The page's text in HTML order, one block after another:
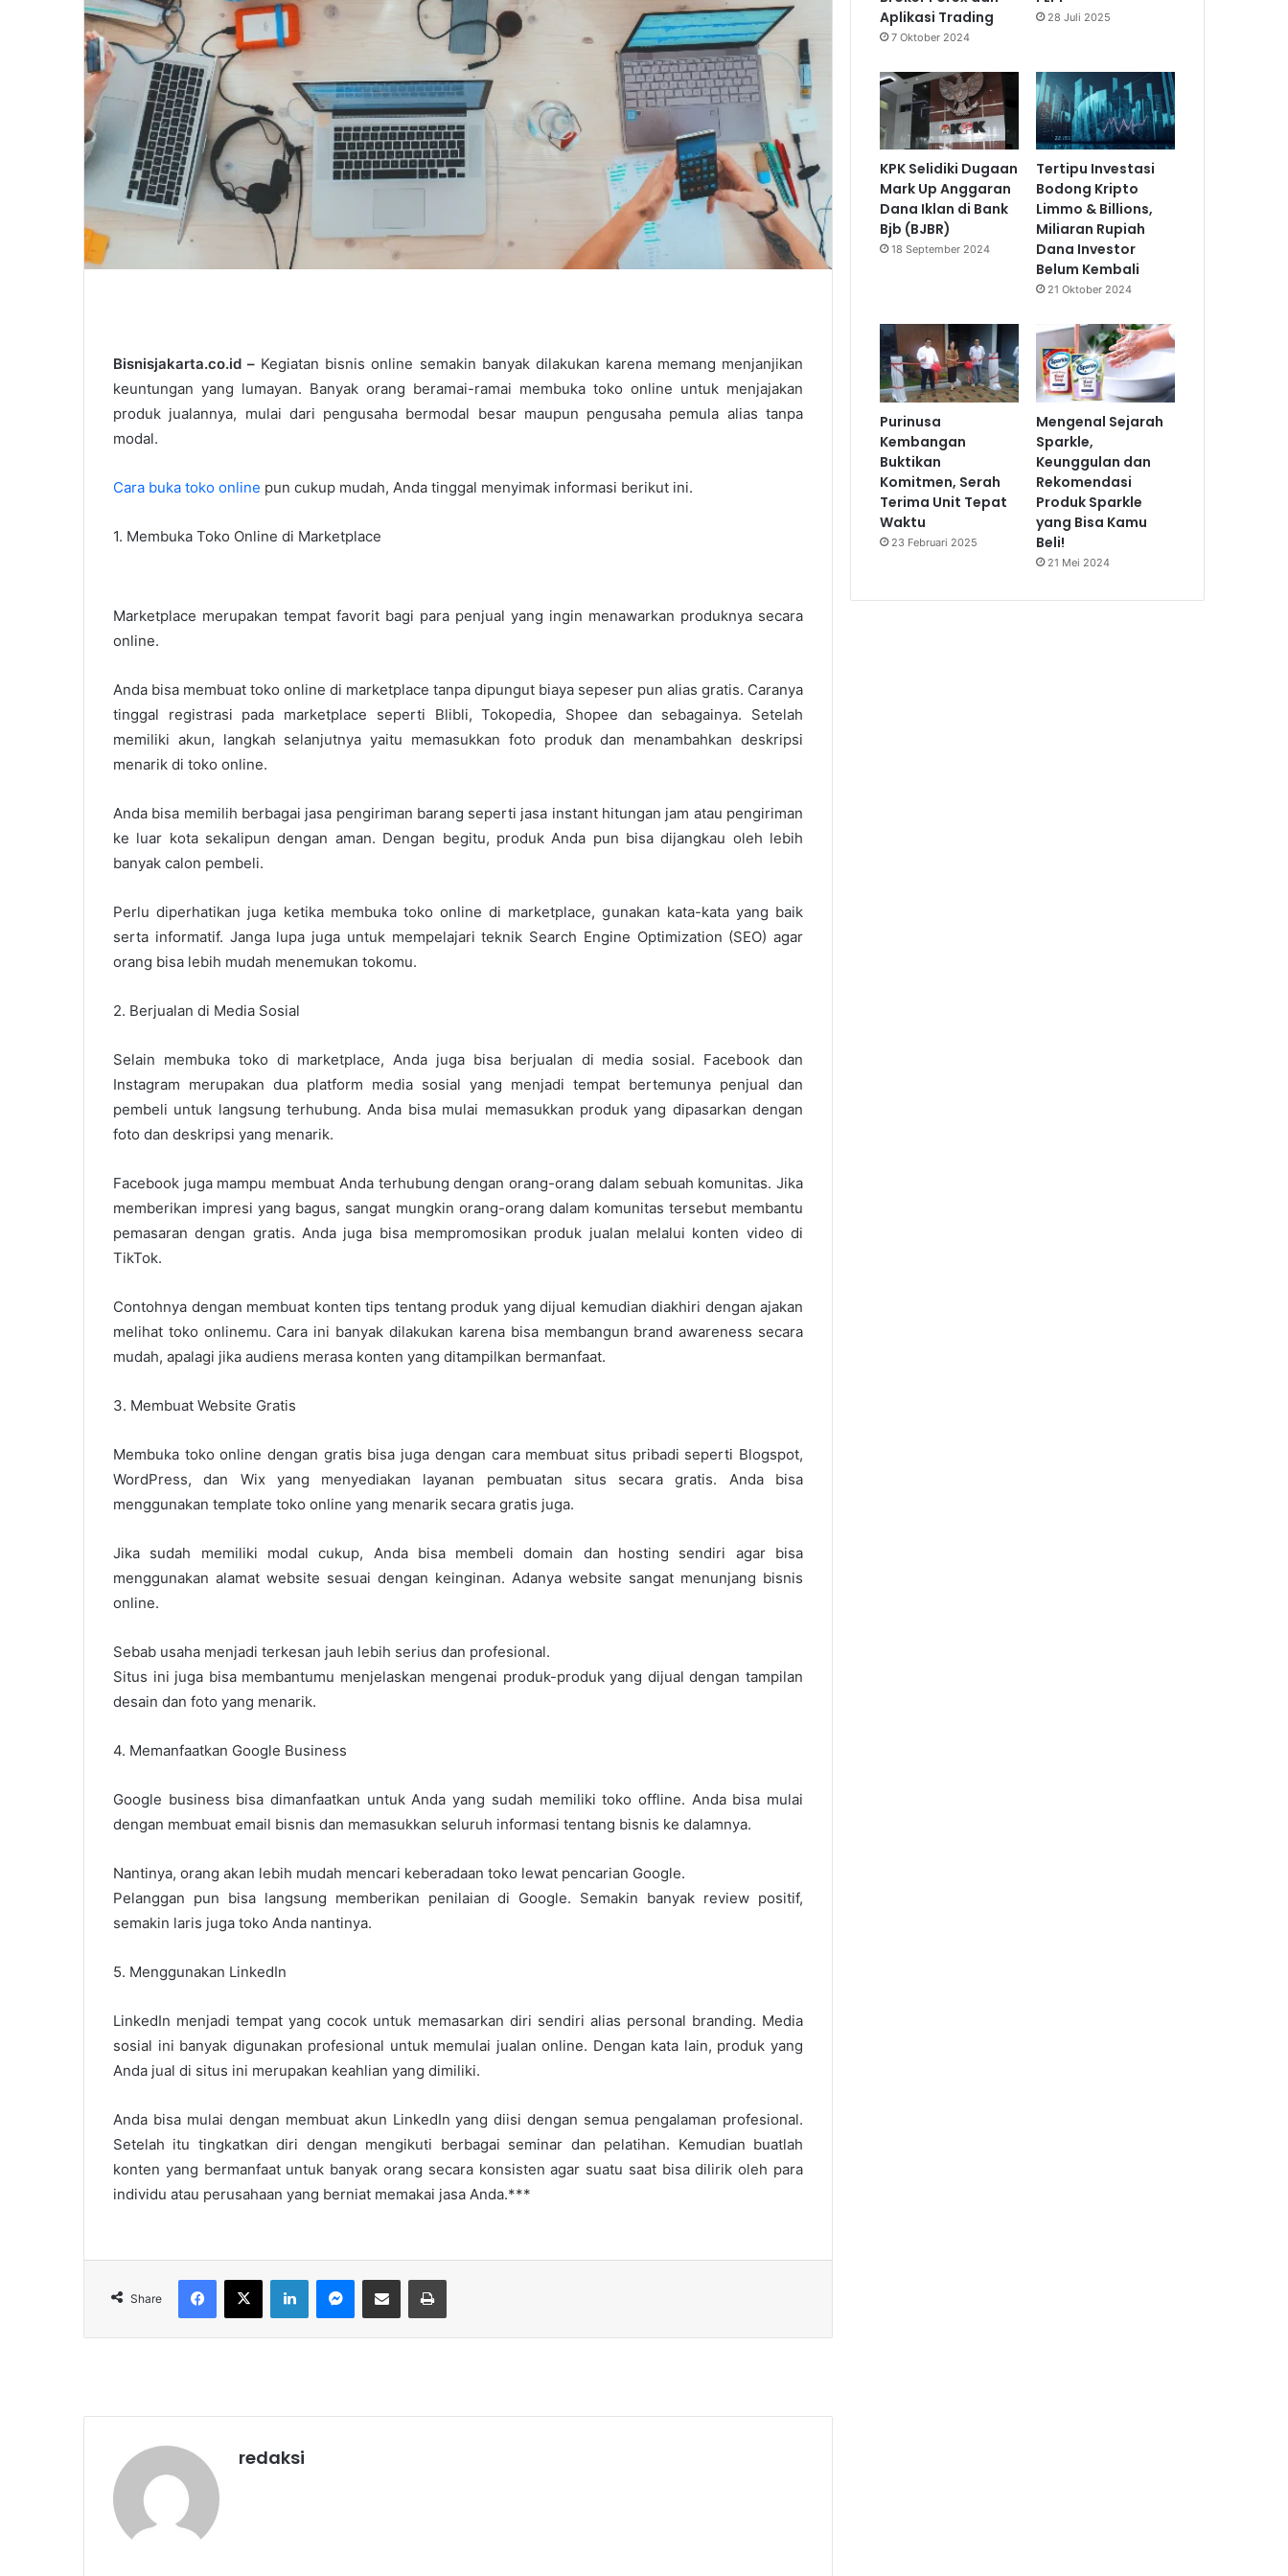
Bisnisjakarta.co.id – Kegiatan bisnis online semakin banyak dilakukan karena memang menjanjikan
keuntungan yang lumayan. Banyak orang beramai-ramai membuka toko online untuk menjajakan
produk jualannya, mulai dari pengusaha bermodal besar maupun pengusaha pemula alias tanpa
modal.
Cara buka toko online pun cukup mudah, Anda tinggal menyimak informasi berikut ini.
1. Membuka Toko Online di Marketplace
Marketplace merupakan tempat favorit bagi para penjual yang ingin menawarkan produknya secara
online.
Anda bisa membuat toko online di marketplace tanpa dipungut biaya sepeser pun alias gratis. Caranya
tinggal registrasi pada marketplace seperti Blibli, Tokopedia, Shopee dan sebagainya. Setelah
memiliki akun, langkah selanjutnya yaitu memasukkan foto produk dan menambahkan deskripsi
menarik di toko online.
Anda bisa memilih berbagai jasa pengiriman barang seperti jasa instant hitungan jam atau pengiriman
ke luar kota sekalipun dengan aman. Dengan begitu, produk Anda pun bisa dijangkau oleh lebih
banyak calon pembeli.
Perlu diperhatikan juga ketika membuka toko online di marketplace, gunakan kata-kata yang baik
serta informatif. Janga lupa juga untuk mempelajari teknik Search Engine Optimization (SEO) agar
orang bisa lebih mudah menemukan tokomu.
2. Berjualan di Media Sosial
Selain membuka toko di marketplace, Anda juga bisa berjualan di media sosial. Facebook dan
Instagram merupakan dua platform media sosial yang menjadi tempat bertemunya penjual dan
pembeli untuk langsung terhubung. Anda bisa mulai memasukkan produk yang dipasarkan dengan
foto dan deskripsi yang menarik.
Facebook juga mampu membuat Anda terhubung dengan orang-orang dalam sebuah komunitas. Jika
memberikan impresi yang bagus, sangat mungkin orang-orang dalam komunitas tersebut membantu
pemasaran dengan gratis. Anda juga bisa mempromosikan produk jualan melalui konten video di
TikTok.
Contohnya dengan membuat konten tips tentang produk yang dijual kemudian diakhiri dengan ajakan
melihat toko onlinemu. Cara ini banyak dilakukan karena bisa membangun brand awareness secara
mudah, apalagi jika audiens merasa konten yang ditampilkan bermanfaat.
3. Membuat Website Gratis
Membuka toko online dengan gratis bisa juga dengan cara membuat situs pribadi seperti Blogspot,
WordPress, dan Wix yang menyediakan layanan pembuatan situs secara gratis. Anda bisa
menggunakan template toko online yang menarik secara gratis juga.
Jika sudah memiliki modal cukup, Anda bisa membeli domain dan hosting sendiri agar bisa
menggunakan alamat website sesuai dengan keinginan. Adanya website sangat menunjang bisnis
online.
Sebab usaha menjadi terkesan jauh lebih serius dan profesional.
Situs ini juga bisa membantumu menjelaskan mengenai produk-produk yang dijual dengan tampilan
desain dan foto yang menarik.
4. Memanfaatkan Google Business
Google business bisa dimanfaatkan untuk Anda yang sudah memiliki toko offline. Anda bisa mulai
dengan membuat email bisnis dan memasukkan seluruh informasi tentang bisnis ke dalamnya.
Nantinya, orang akan lebih mudah mencari keberadaan toko lewat pencarian Google.
Pelanggan pun bisa langsung memberikan penilaian di Google. Semakin banyak review positif,
semakin laris juga toko Anda nantinya.
5. Menggunakan LinkedIn
LinkedIn menjadi tempat yang cocok untuk memasarkan diri sendiri alias personal branding. Media
sosial ini banyak digunakan profesional untuk memulai jualan online. Dengan kata lain, produk yang
Anda jual di situs ini merupakan keahlian yang dimiliki.
Anda bisa mulai dengan membuat akun LinkedIn yang diisi dengan semua pengalaman profesional.
Setelah itu tingkatkan diri dengan mengikuti berbagai seminar dan pelatihan. Kemudian buatlah
konten yang bermanfaat untuk banyak orang secara konsisten agar suatu saat bisa dilirik oleh para
individu atau perusahaan yang berniat memakai jasa Anda.***
Share
redaksi
Aplikasi Trading
7 Oktober 2024
28 Juli 2025
KPK Selidiki Dugaan
Mark Up Anggaran
Dana Iklan di Bank
Bjb (BJBR)
18 September 2024
Tertipu Investasi
Bodong Kripto
Limmo & Billions,
Miliaran Rupiah
Dana Investor
Belum Kembali
21 Oktober 2024
Purinusa
Kembangan
Buktikan
Komitmen, Serah
Terima Unit Tepat
Waktu
23 Februari 2025
Mengenal Sejarah
Sparkle,
Keunggulan dan
Rekomendasi
Produk Sparkle
yang Bisa Kamu
Beli!
21 Mei 2024